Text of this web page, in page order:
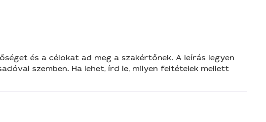
és a célokat ad meg a szakértőnek. A leírás legyen
szemben. Ha lehet, írd le, milyen feltételek mellett